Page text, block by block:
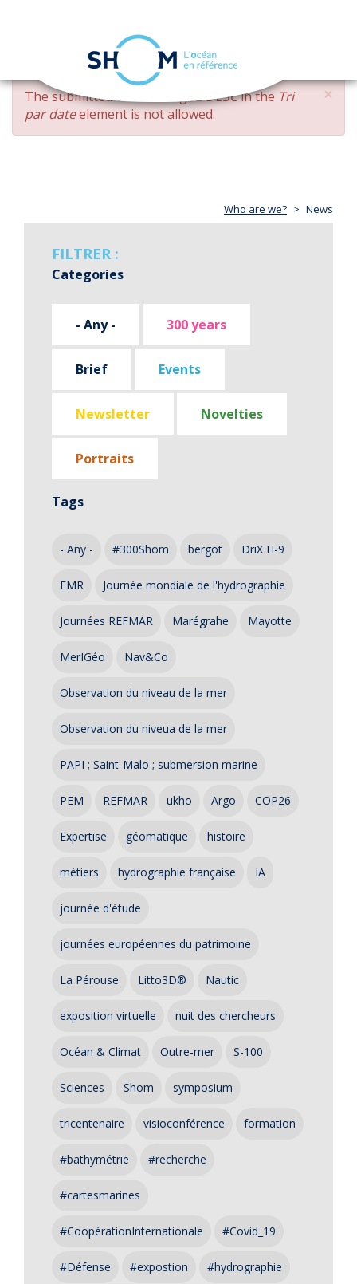
Skip
main
content
navigation
×
ERROR
MESSAGE
The submitted value changed DESCin the Tri
par dateelement is not allowed.
Who are we? News
FILTRER :
Categories
- Any - 300 years
Brief Events
Newsletter Novelties
Portraits
Tags
- Any - #300Shom bergot DriX H-9
EMR Journée mondiale de l'hydrographie
Journées REFMAR Marégrahe Mayotte
MerIGéo Nav&Co
Observation du niveau de la mer
Observation du niveua de la mer
PAPI ; Saint-Malo ; submersion marine
PEM REFMAR ukho Argo COP26
Expertise géomatique histoire
métiers hydrographie française IA
journée d'étude
journées européennes du patrimoine
La Pérouse Litto3D® Nautic
exposition virtuelle nuit des chercheurs
Océan & Climat Outre-mer S-100
Sciences Shom symposium
tricentenaire visioconférence formation
#bathymétrie #recherche
#cartesmarines
#CoopérationInternationale #Covid_19
#Défense #expostion #hydrographie